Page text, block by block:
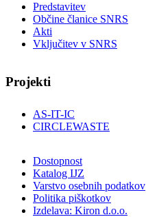
Predstavitev
Občine članice SNRS
Akti
Vključitev v SNRS
Projekti
AS-IT-IC
CIRCLEWASTE
Dostopnost
Katalog IJZ
Varstvo osebnih podatkov
Politika piškotkov
Izdelava: Kiron d.o.o.